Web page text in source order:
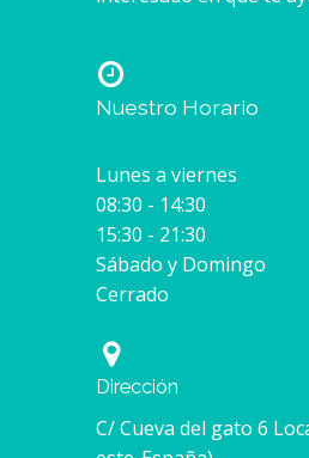
Nuestro Horario
Lunes a viernes
08:30 - 14:30
15:30 - 21:30
Sábado y Domingo
Cerrado
Dirección
C/ Cueva del gato 6